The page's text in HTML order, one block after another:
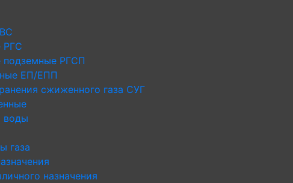
РГС
подземные РГСП
ЕП/ЕПП
сжиженного газа СУГ
воды
газа
назначения